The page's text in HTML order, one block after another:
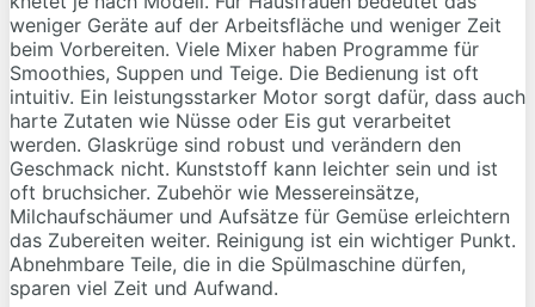
weniger Geräte auf der Arbeitsfläche und weniger Zeit
beim Vorbereiten. Viele Mixer haben Programme für
Smoothies, Suppen und Teige. Die Bedienung ist oft
intuitiv. Ein leistungsstarker Motor sorgt dafür, dass auch
harte Zutaten wie Nüsse oder Eis gut verarbeitet
werden. Glaskrüge sind robust und verändern den
Geschmack nicht. Kunststoff kann leichter sein und ist
oft bruchsicher. Zubehör wie Messereinsätze,
Milchaufschäumer und Aufsätze für Gemüse erleichtern
das Zubereiten weiter. Reinigung ist ein wichtiger Punkt.
Abnehmbare Teile, die in die Spülmaschine dürfen,
sparen viel Zeit und Aufwand.